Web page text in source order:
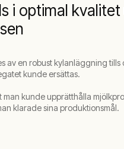
i optimal
av en robust kylanläggning tills
kunde ersättas.
man kunde upprätthålla
klarade sina produktionsmål.